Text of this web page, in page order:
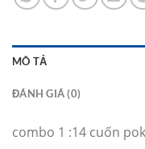
MÔ TẢ
ĐÁNH GIÁ (0)
combo 1 :14 cuốn